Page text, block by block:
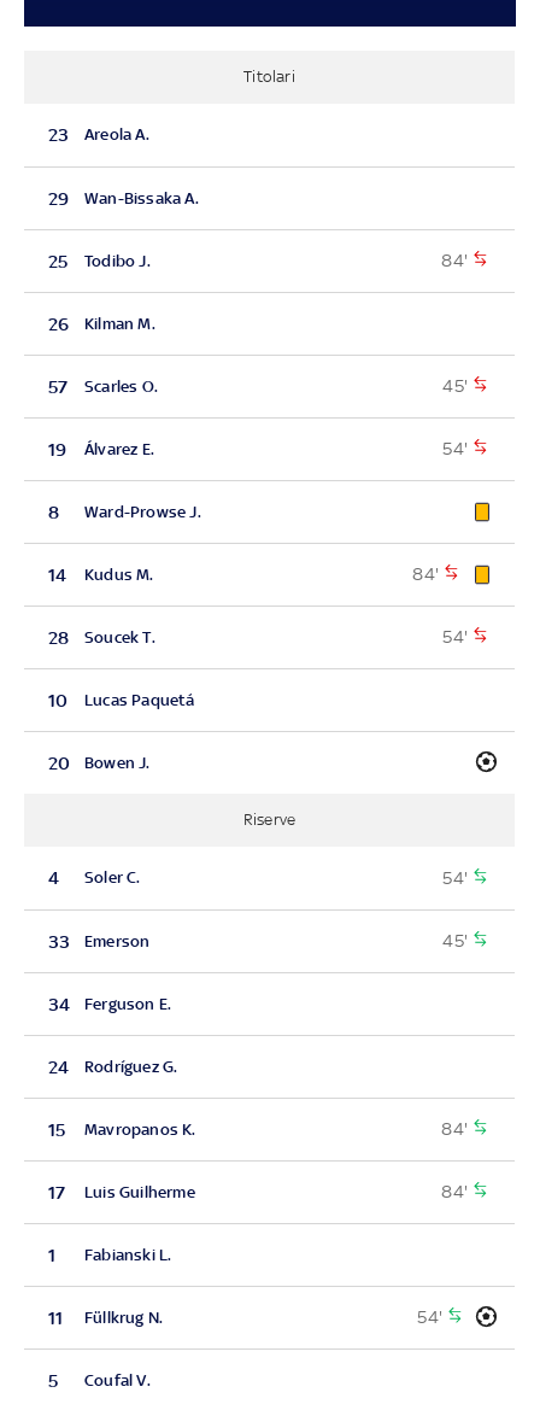
Titolari
23 Areola A.
29 Wan-Bissaka A.
25 Todibo J. 84'
26 Kilman M.
57 Scarles O. 45'
19 Álvarez E. 54'
8 Ward-Prowse J.
14 Kudus M. 84'
28 Soucek T. 54'
10 Lucas Paquetá
20 Bowen J.
Riserve
4 Soler C. 54'
33 Emerson 45'
34 Ferguson E.
24 Rodríguez G.
15 Mavropanos K. 84'
17 Luis Guilherme 84'
1 Fabianski L.
11 Füllkrug N. 54'
5 Coufal V.